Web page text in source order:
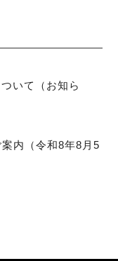
いて（お知ら
内（令和8年8月5